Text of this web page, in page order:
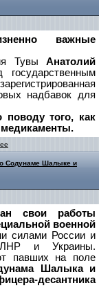
важные
Тувы Анатолий
надбавок для
поводу того, как
о Содунаме Шалыке и
свои работы
военной
силами России и
ЛНР и Украины.
павших на поле
Шалыка и
десантника